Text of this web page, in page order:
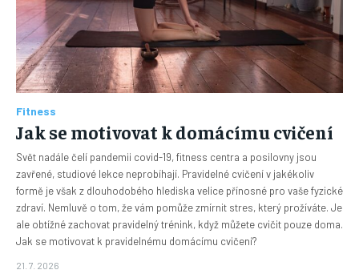
Fitness
Jak se motivovat k domácímu cvičení
Svět nadále čelí pandemii covid-19, fitness centra a posilovny jsou
zavřené, studiové lekce neprobíhají. Pravidelné cvičení v jakékoliv
formě je však z dlouhodobého hlediska velice přínosné pro vaše fyzické
zdraví. Nemluvě o tom, že vám pomůže zmírnit stres, který prožíváte. Je
ale obtížné zachovat pravidelný trénink, když můžete cvičit pouze doma.
Jak se motivovat k pravidelnému domácímu cvičení?
21. 7. 2026